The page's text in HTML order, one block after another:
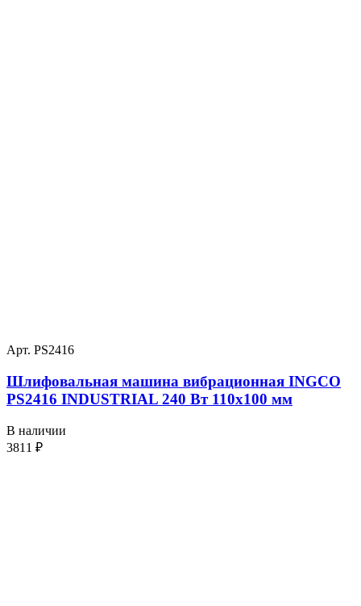
Арт. PS2416
Шлифовальная машина вибрационная INGCO
PS2416 INDUSTRIAL 240 Вт 110х100 мм
В наличии
3811 ₽